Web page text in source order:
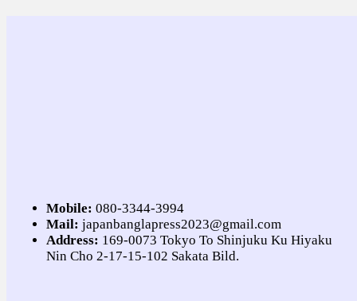
Mobile: 080-3344-3994
Mail: japanbanglapress2023@gmail.com
Address: 169-0073 Tokyo To Shinjuku Ku Hiyaku
Nin Cho 2-17-15-102 Sakata Bild.